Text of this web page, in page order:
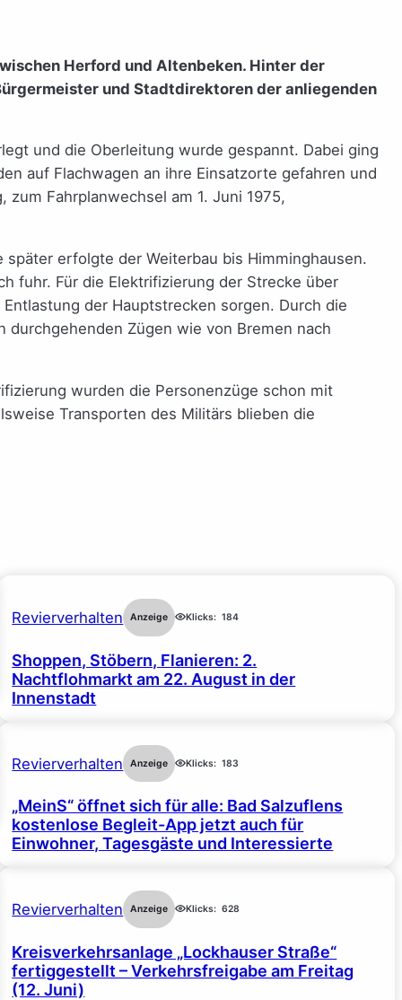
Herford und Altenbeken. Hinter der
und Stadtdirektoren der anliegenden
und die Oberleitung wurde gespannt. Dabei ging
auf Flachwagen an ihre Einsatzorte gefahren und
Fahrplanwechsel am 1. Juni 1975,
erfolgte der Weiterbau bis Himminghausen.
fuhr. Für die Elektrifizierung der Strecke über
der Hauptstrecken sorgen. Durch die
Zügen wie von Bremen nach
wurden die Personenzüge schon mit
Transporten des Militärs blieben die
Revierverhalten Anzeige Klicks: 184
Shoppen, Stöbern, Flanieren: 2.
Nachtflohmarkt am 22. August in der
Innenstadt
Revierverhalten Anzeige Klicks: 183
„MeinS“ öffnet sich für alle: Bad Salzuflens
kostenlose Begleit-App jetzt auch für
Einwohner, Tagesgäste und Interessierte
Revierverhalten Anzeige Klicks: 628
Kreisverkehrsanlage „Lockhauser Straße“
fertiggestellt – Verkehrsfreigabe am Freitag
(12. Juni)